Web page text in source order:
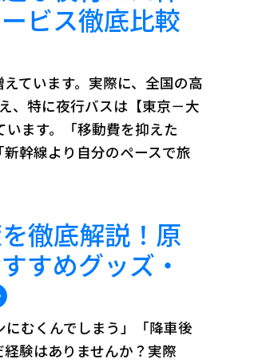
ビス徹底比較
ています。実際に、全国の高
、特に夜行バスは【東京－大
ます。「移動費を抑えた
幹線より自分のペースで旅
徹底解説！原
すめグッズ・
むくんでしまう」「降車後
験はありませんか？実際